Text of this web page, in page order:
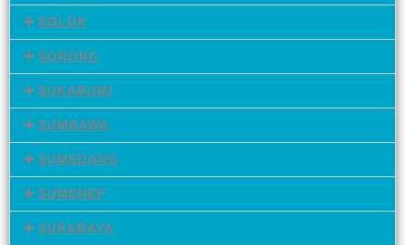
SOLOK
SORONG
SUKABUMI
SUMBAWA
SUMEDANG
SUMENEP
SURABAYA